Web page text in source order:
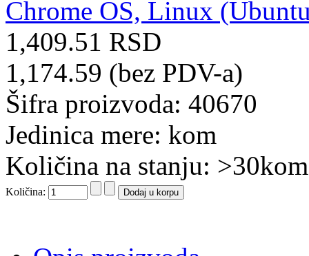
1,409.51 RSD
1,174.59 (bez PDV-a)
Šifra proizvoda: 40670
Jedinica mere: kom
Količina na stanju: >30kom
Količina: